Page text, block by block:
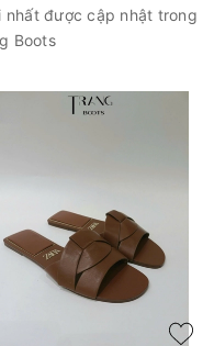
nhất được cập nhật trong
Boots